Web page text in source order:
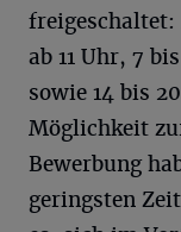
freigeschaltet:
ab 11 Uhr, 7
sowie 14 bis
Möglichkeit
Bewerbung
geringsten